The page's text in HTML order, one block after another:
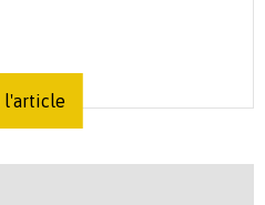
l'article